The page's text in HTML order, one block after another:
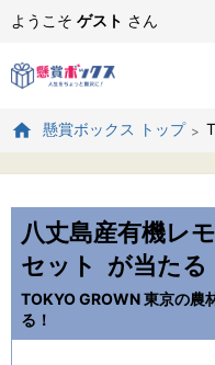
ようこそ ゲスト さん
懸賞ボックス トップ
八丈島産有機レ
セット
が当たる
TOKYO GROWN 東京の農
る！